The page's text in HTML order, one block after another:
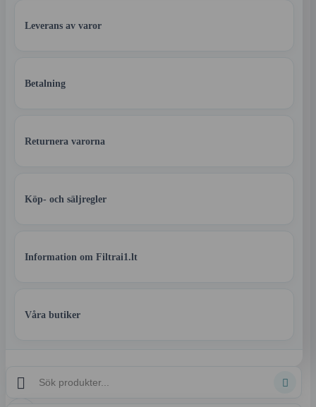
Leverans av varor
Betalning
Returnera varorna
Köp- och säljregler
Information om Filtrai1.lt
Våra butiker
 